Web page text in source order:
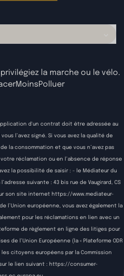
la marche ou le vélo.
d'un contrat doit être adressée au
l’avez signé. Si vous avez la qualité de
la consommation et que vous n’avez pas
réclamation ou en l’absence de réponse
la possibilité de saisir : - le Médiateur du
suivante : 43 bis rue de Vaugirard, CS
sur son site internet https://www.mediateur-
l’Union européenne, vous avez également la
pour les réclamations en lien avec un
de règlement en ligne des litiges pour
de l’Union Européenne (la « Plateforme ODR
citoyens européens par la Commission
le lien suivant : https://consumer-